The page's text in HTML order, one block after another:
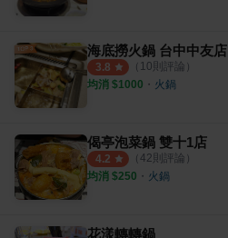
海底撈火鍋 台中中友店
3.8 （ 10則評論）
均消 $1000 ・ 火鍋
偈亭泡菜鍋 雙十1店
4.2 （ 42則評論）
均消 $250 ・ 火鍋
花漾轉轉鍋